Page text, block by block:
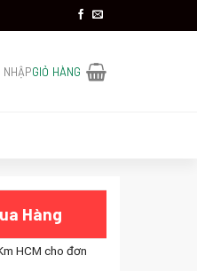
GIỎ HÀNG
Hàng
HCM cho đơn